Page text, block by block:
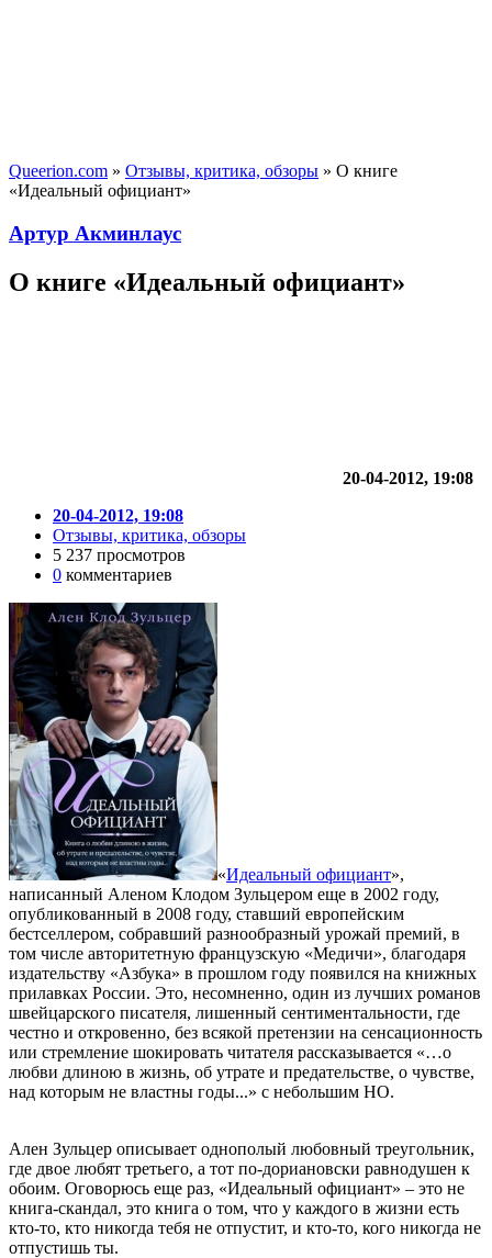
Queerion.com » Отзывы, критика, обзоры » О книге
«Идеальный официант»
Артур Акминлаус
О книге «Идеальный официант»
20-04-2012, 19:08
20-04-2012, 19:08
Отзывы, критика, обзоры
5 237 просмотров
0 комментариев
«Идеальный официант»,
написанный Аленом Клодом Зульцером еще в 2002 году,
опубликованный в 2008 году, ставший европейским
бестселлером, собравший разнообразный урожай премий, в
том числе авторитетную французскую «Медичи», благодаря
издательству «Азбука» в прошлом году появился на книжных
прилавках России. Это, несомненно, один из лучших романов
швейцарского писателя, лишенный сентиментальности, где
честно и откровенно, без всякой претензии на сенсационность
или стремление шокировать читателя рассказывается «…о
любви длиною в жизнь, об утрате и предательстве, о чувстве,
над которым не властны годы...» с небольшим НО.
Ален Зульцер описывает однополый любовный треугольник,
где двое любят третьего, а тот по-дориановски равнодушен к
обоим. Оговорюсь еще раз, «Идеальный официант» – это не
книга-скандал, это книга о том, что у каждого в жизни есть
кто-то, кто никогда тебя не отпустит, и кто-то, кого никогда не
отпустишь ты.